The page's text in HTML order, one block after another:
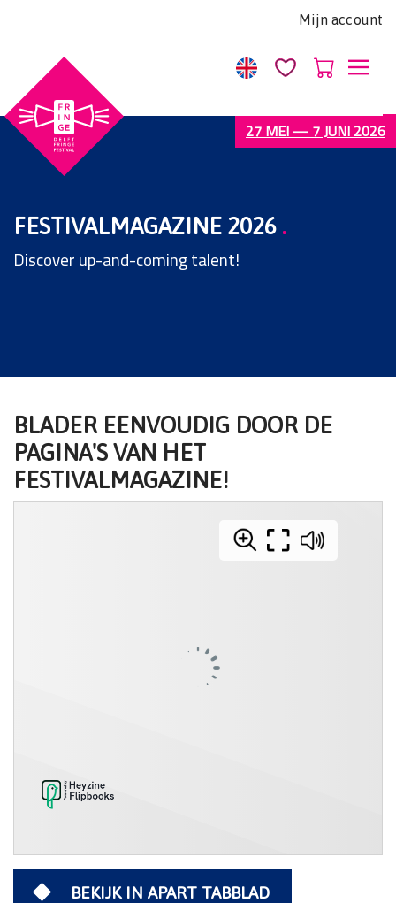
website
bevat
een
toegankelijkheidssysteem.
Mijn account
27 MEI — 7 JUNI 2026
FESTIVALMAGAZINE 2026 .
Discover up-and-coming talent!
BLADER EENVOUDIG DOOR DE
PAGINA'S VAN HET
FESTIVALMAGAZINE!
BEKIJK IN APART TABBLAD